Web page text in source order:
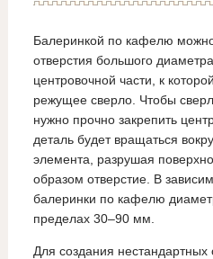
Балеринкой по кафелю
отверстия большого
центровочной части, к
режущее сверло. Чтобы
нужно прочно закрепить
деталь будет вращаться
элемента, разрушая
образом отверстие. В
балеринки по кафелю
пределах 30–90 мм.
Для создания нестандартных